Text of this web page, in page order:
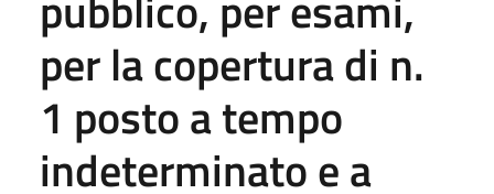
per la copertura di n.
1 posto a tempo
indeterminato e a